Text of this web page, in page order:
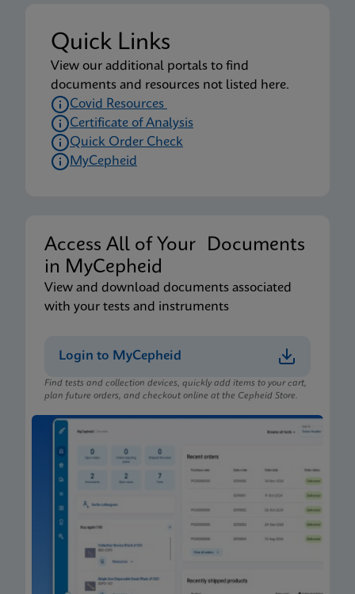
Quick Links
View our additional portals to find
documents and resources not listed here.
Covid Resources
Certificate of Analysis
Quick Order Check
MyCepheid
Access All of Your Documents
in MyCepheid
View and download documents associated
with your tests and instruments
Login to MyCepheid
Find tests and collection devices, quickly add items to your cart,
plan future orders, and checkout online at the Cepheid Store.